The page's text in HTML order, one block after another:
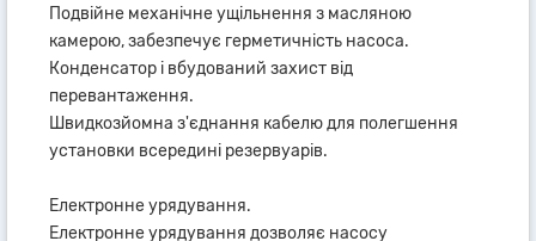
Подвійне механічне ущільнення з масляною
камерою, забезпечує герметичність насоса.
Конденсатор і вбудований захист від
перевантаження.
Швидкозйомна з'єднання кабелю для полегшення
установки всередині резервуарів.
Електронне урядування.
Електронне урядування дозволяє насосу